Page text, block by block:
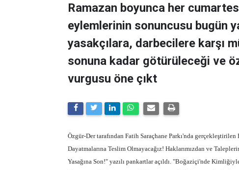
Ramazan boyunca her
eylemlerinin sonuncusu bugün
yasakçılara, darbecilere karşı
sonuna kadar götürüleceği ve
vurgusu öne çıkt
Özgür-Der tarafından Fatih Saraçhane Parkı'nda
Dayatmalarına Teslim Olmayacağız! Haklarımızdan ve
Yasağına Son!" yazılı pankartlar açıldı. "Boğaziçi'nde